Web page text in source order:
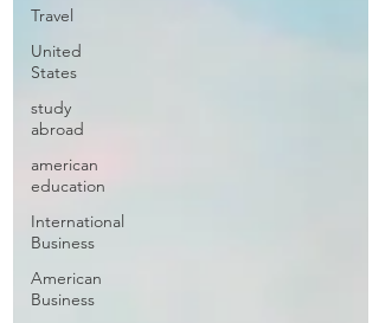
Travel
United
States
study
abroad
american
education
International
Business
American
Business